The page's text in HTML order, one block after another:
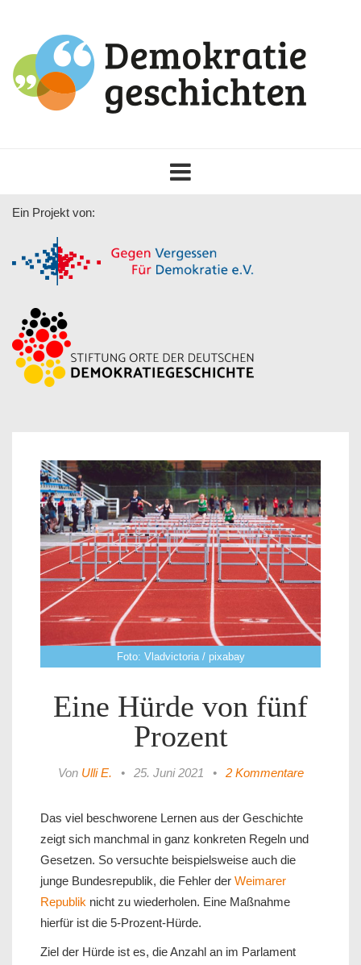
navigation
Ein Projekt von:
Foto: Vladvictoria / pixabay
Eine Hürde von fünf
Prozent
Von Ulli E. • 25. Juni 2021 • 2 Kommentare
Das viel beschworene Lernen aus der Geschichte
zeigt sich manchmal in ganz konkreten Regeln und
Gesetzen. So versuchte beispielsweise auch die
junge Bundesrepublik, die Fehler der Weimarer
Republik nicht zu wiederholen. Eine Maßnahme
hierfür ist die 5-Prozent-Hürde.
Ziel der Hürde ist es, die Anzahl an im Parlament